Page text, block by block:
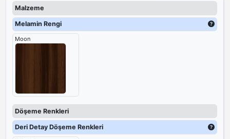
Malzeme
Melamin Rengi
Moon
Döşeme Renkleri
Deri Detay Döşeme Renkleri